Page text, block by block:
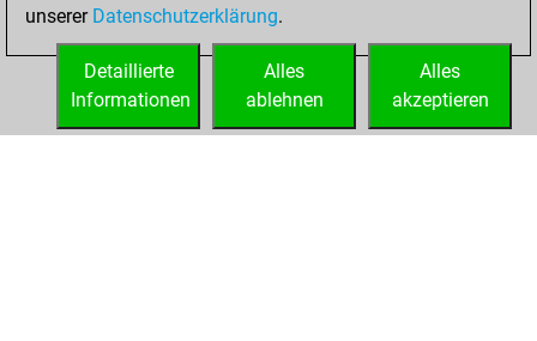
You created
your Fritz account
unserer Datenschutzerklärung.
Alles
akzeptieren
Alles
ablehnen
Detaillierte
Informationen